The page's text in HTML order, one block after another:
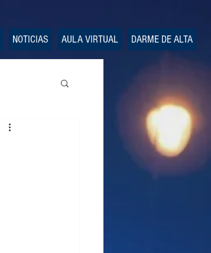
NOTICIAS AULA VIRTUAL DARME DE ALTA